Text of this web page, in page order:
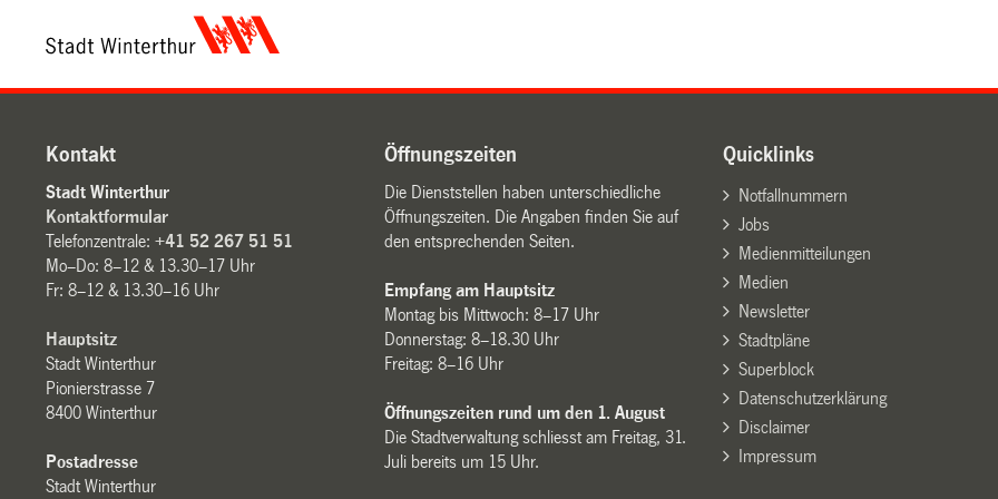
Kontakt
Stadt Winterthur
Kontaktformular
Telefonzentrale:+41 52 267 51 51
Mo–Do: 8–12 & 13.30–17 Uhr
Fr: 8–12 & 13.30–16 Uhr
Hauptsitz
Stadt Winterthur
Pionierstrasse 7
8400 Winterthur
Postadresse
Stadt Winterthur
Öffnungszeiten
Die Dienststellen haben unterschiedliche
Öffnungszeiten. Die Angaben finden Sie auf
den entsprechenden Seiten.
Empfang am Hauptsitz
Montag bis Mittwoch: 8–17 Uhr
Donnerstag: 8–18.30 Uhr
Freitag: 8–16 Uhr
Öffnungszeiten rund um den 1. August
Die Stadtverwaltung schliesst am Freitag, 31.
Juli bereits um 15 Uhr.
Quicklinks
Notfallnummern
Jobs
Medienmitteilungen
Medien
Newsletter
Stadtpläne
Superblock
Datenschutzerklärung
Disclaimer
Impressum